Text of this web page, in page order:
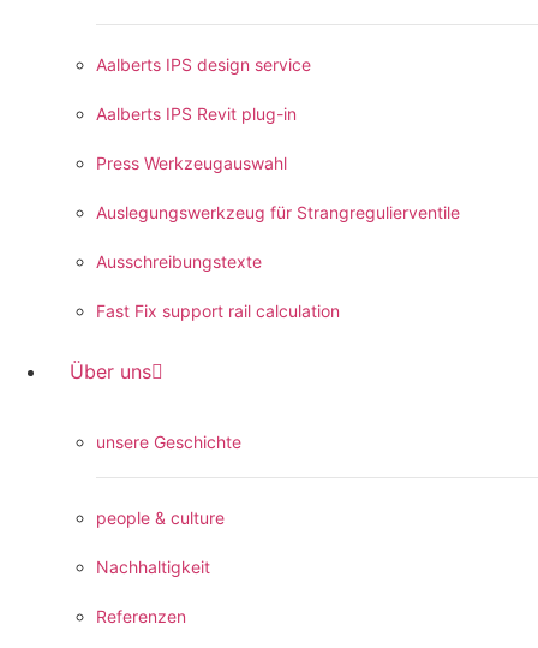
Aalberts IPS design service
Aalberts IPS Revit plug-in
Press Werkzeugauswahl
Auslegungswerkzeug für Strangregulierventile
Ausschreibungstexte
Fast Fix support rail calculation
Über uns
unsere Geschichte
people & culture
Nachhaltigkeit
Referenzen